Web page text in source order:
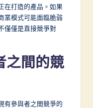
在打造的產品。如果
業模式可能面臨脆弱
僅僅是直接競爭對
之間的競
有參與者之間競爭的